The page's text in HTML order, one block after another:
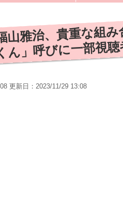
山雅治、貴重な組
ん」呼びに一部視
更新日： 2023/11/29 13:08